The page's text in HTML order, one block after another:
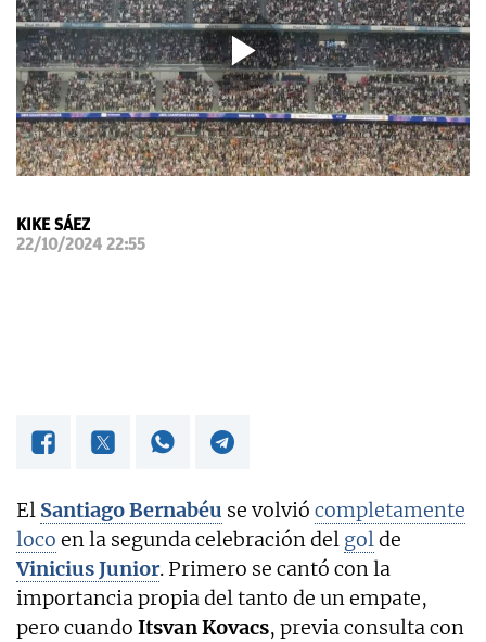
OKDIARIO
KIKE SÁEZ
22/10/2024 22:55
El Santiago Bernabéu se volvió completamente
loco en la segunda celebración del golde
Vinicius Junior. Primero se cantó con la
importancia propia del tanto de un empate,
pero cuando Itsvan Kovacs, previa consulta con